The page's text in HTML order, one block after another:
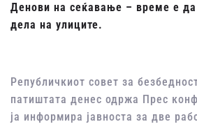
Денови на сеќавање – време е да
дела на улиците.
Републичкиот совет за
патиштата денес одржа Прес
ја информира јавноста за две